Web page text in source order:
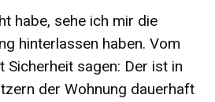
habe, sehe ich mir die
hinterlassen haben. Vom
Sicherheit sagen: Der ist in
der Wohnung dauerhaft